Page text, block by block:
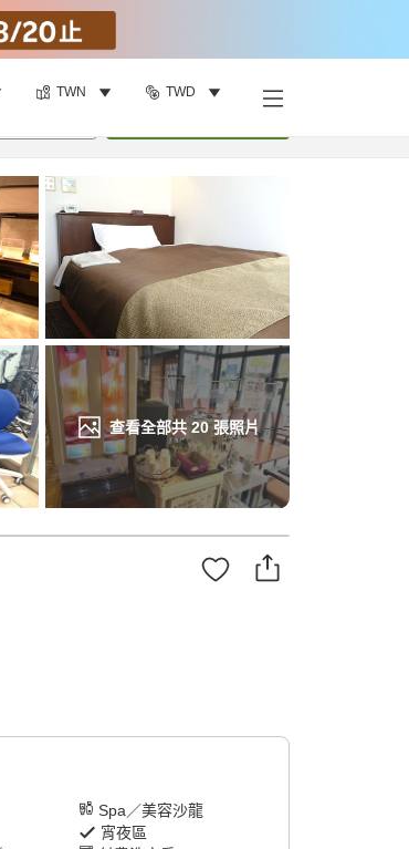
TWN TWD
查看全部共 20張照片
Spa／美容沙龍
宵夜區